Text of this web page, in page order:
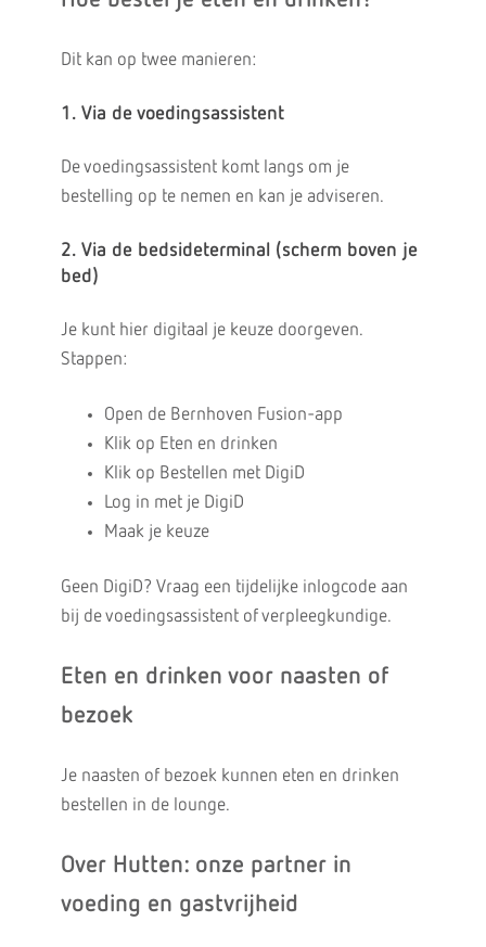
Dit kan op twee manieren:
1. Via de voedingsassistent
De voedingsassistent komt langs om je
bestelling op te nemen en kan je adviseren.
2. Via de bedsideterminal (scherm boven je
bed)
Je kunt hier digitaal je keuze doorgeven.
Stappen:
Open de Bernhoven Fusion-app
Klik op Eten en drinken
Klik op Bestellen met DigiD
Log in met je DigiD
Maak je keuze
Geen DigiD? Vraag een tijdelijke inlogcode aan
bij de voedingsassistent of verpleegkundige.
Eten en drinken voor naasten of
bezoek
Je naasten of bezoek kunnen eten en drinken
bestellen in de lounge.
Over Hutten: onze partner in
voeding en gastvrijheid